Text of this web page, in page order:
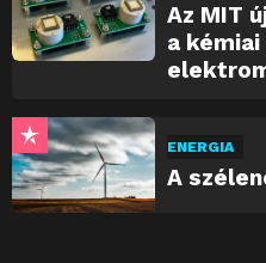
Az MIT
a
ENERGIA
A